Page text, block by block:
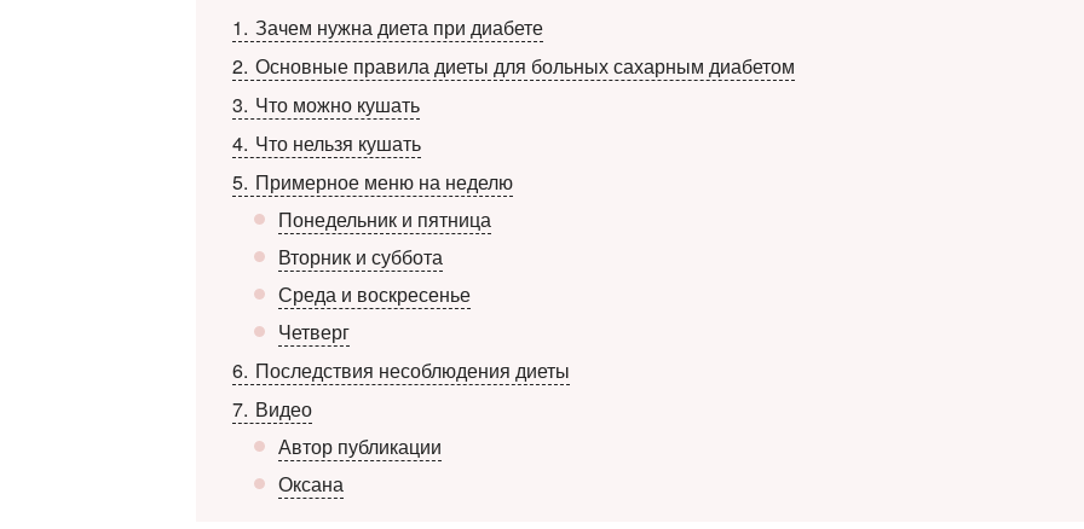
1 Зачем нужна диета при диабете
2 Основные правила диеты для больных сахарным диабетом
3 Что можно кушать
4 Что нельзя кушать
5 Примерное меню на неделю
Понедельник и пятница
Вторник и суббота
Среда и воскресенье
Четверг
6 Последствия несоблюдения диеты
7 Видео
Автор публикации
Оксана